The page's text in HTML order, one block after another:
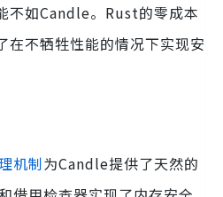
不如Candle。Rust的零成本
在不牺牲性能的情况下实现安
机制为Candle提供了天然的